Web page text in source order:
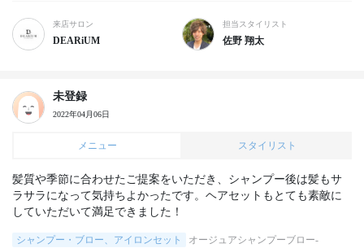
来店サロン
DEARiUM
担当スタイリスト
佐野 翔太
未登録
2022年04月06日
メニュー スタイリスト
髪質や季節に合わせたご提案をいただき、シャンプー後は髪もサ
ラサラになって気持ちよかったです。ヘアセットもとても素敵に
していただいて満足できました！
シャンプー・ブロー、アイロンセット オージュアシャンプーブロー-